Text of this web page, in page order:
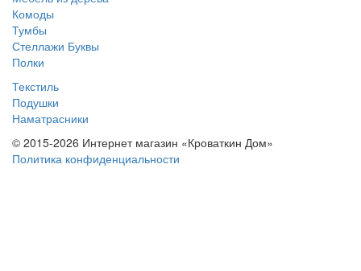
Комоды
Тумбы
Стеллажи Буквы
Полки
Текстиль
Подушки
Наматрасники
© 2015-2026 Интернет магазин «Кроваткин Дом»
Политика конфиденциальности